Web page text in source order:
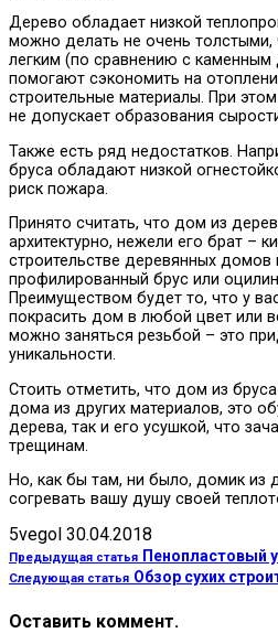
Дерево обладает низкой
можно делать не очень
легким (по сравнению с каменным
помогают сэкономить на
строительные материалы. При
не допускает образования
Также есть ряд недостатков.
бруса обладают низкой
риск пожара.
Принято считать, что дом из
архитектурно, нежели его брат –
строительстве деревянных домов
профилированный брус или
Преимуществом будет то, что у
покрасить дом в любой цвет или
можно заняться резьбой – это
уникальности.
Стоить отметить, что дом из
дома из других материалов, это
дерева, так и его усушкой, что
трещинам.
Но, как бы там, ни было, домик из
согревать вашу душу своей
5vegol 30.04.2018
Предыдущая статья Пенопластовый
Следующая статья Обзор сухих
Оставить коммент.